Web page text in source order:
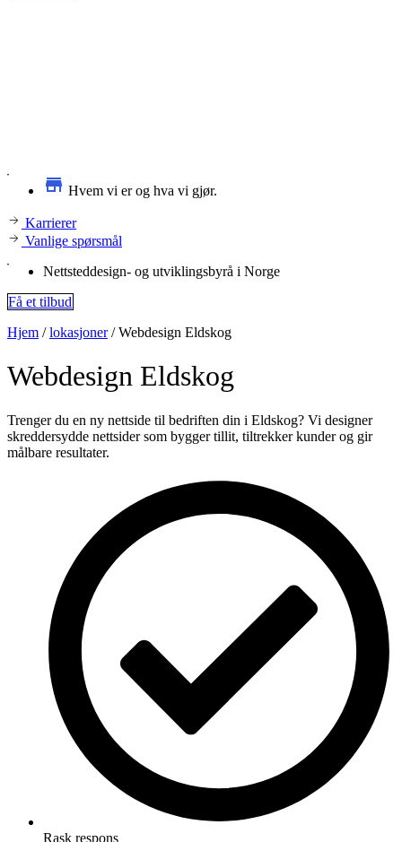
Hvem vi er og hva vi gjør.
Karrierer
Vanlige spørsmål
Nettsteddesign- og utviklingsbyrå i Norge
Få et tilbud
Hjem /lokasjoner/Webdesign Eldskog
Webdesign Eldskog
Trenger du en ny nettside til bedriften din i Eldskog? Vi designer
skreddersydde nettsider som bygger tillit, tiltrekker kunder og gir
målbare resultater.
Rask respons